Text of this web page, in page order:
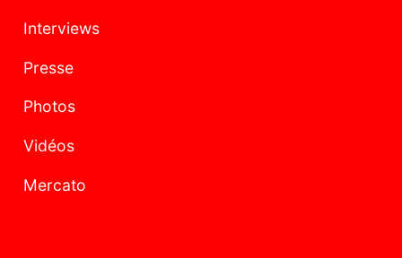
Interviews
Presse
Photos
Vidéos
Mercato